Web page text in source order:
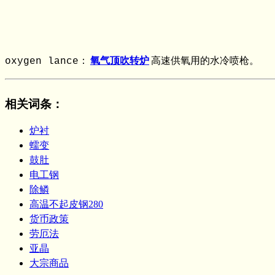
oxygen lance： 氧气顶吹转炉 高速供氧用的水冷喷枪。
相关词条 ：
炉衬
蠕变
鼓肚
电工钢
除鳞
高温不起皮钢280
货币政策
劳厄法
亚晶
大宗商品